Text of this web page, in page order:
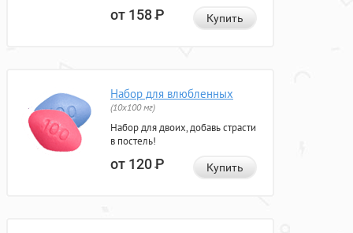
от 158Р Купить
Набор для влюбленных
(10х100 мг)
Набор для двоих, добавь страсти
в постель!
от 120Р Купить